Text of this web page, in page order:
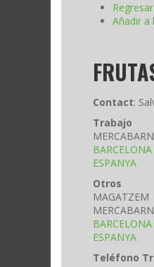
Añadir a
Contact:
Trabajo
BARCELONA
ESPANYA
Otros
MAGATZEM
BARCELONA
ESPANYA
Teléfono